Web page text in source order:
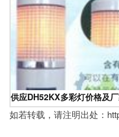
供应DH52KX多彩灯价格及
如若转载，请注明出处：